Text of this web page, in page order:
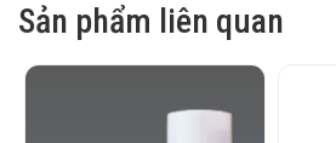
Sản phẩm liên quan